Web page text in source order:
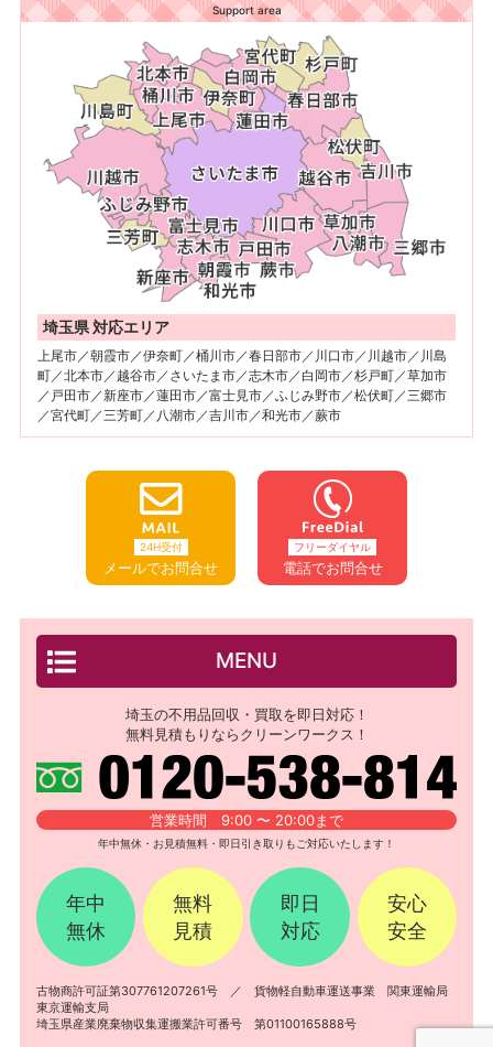
Support area
埼玉県 対応エリア
上尾市／朝霞市／伊奈町／桶川市／春日部市／川口市／川越市／川島
町／北本市／越谷市／さいたま市／志木市／白岡市／杉戸町／草加市
／戸田市／新座市／蓮田市／富士見市／ふじみ野市／松伏町／三郷市
／宮代町／三芳町／八潮市／吉川市／和光市／蕨市
24H受付
メールでお問合せ
フリーダイヤル
電話でお問合せ
MENU
埼玉の不用品回収・買取を即日対応！
無料見積もりならクリーンワークス！
営業時間 9:00 〜 20:00まで
年中無休・お見積無料・即日引き取りもご対応いたします！
年中
無休
無料
見積
即日
対応
安心
安全
古物商許可証第307761207261号 ／ 貨物軽自動車運送事業 関東運輸局
東京運輸支局
埼玉県産業廃棄物収集運搬業許可番号 第01100165888号